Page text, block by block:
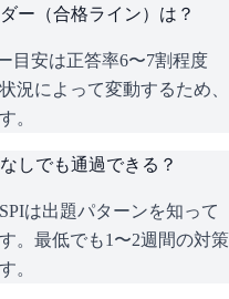
ー（合格ライン）は？
目安は正答率6〜7割程度
況によって変動するため、
。
しでも通過できる？
は出題パターンを知って
。最低でも1〜2週間の対策
。